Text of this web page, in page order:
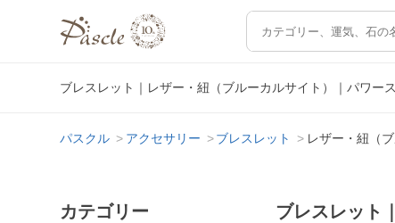
ブレスレット｜レザー・紐（ブルーカルサイト）｜パワー
パスクル アクセサリー ブレスレット レザー・紐（
カテゴリー ブレスレット